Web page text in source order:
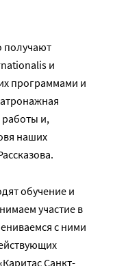
получают
и
программами и
и,
наших
обучение и
участие в
с ними
Санкт-